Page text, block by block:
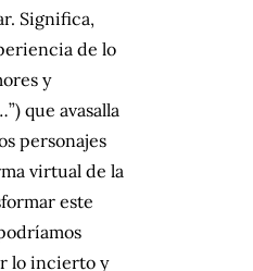
Significa,
de lo
y
que avasalla
personajes
virtual de la
este
lo incierto y